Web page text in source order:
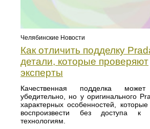
Челябинские Новости
Как отличить подделку
детали, которые проверяют
эксперты
Качественная подделка может
убедительно, но у оригинального
характерных особенностей,
воспроизвести без доступа к
технологиям.